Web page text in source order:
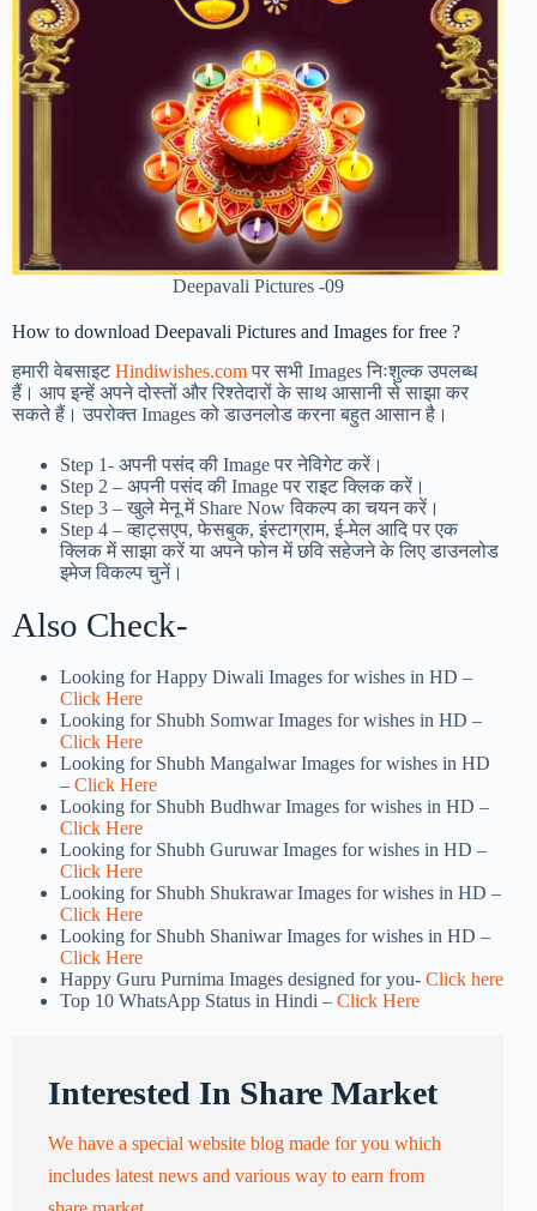
Deepavali Pictures -09
How to download Deepavali Pictures and Images for free ?
हमारी वेबसाइटHindiwishes.comपर सभी Images निःशुल्क उपलब्ध
हैं। आप इन्हें अपने दोस्तों और रिश्तेदारों के साथ आसानी से साझा कर
सकते हैं। उपरोक्त Images को डाउनलोड करना बहुत आसान है।
Step 1- अपनी पसंद की Image पर नेविगेट करें।
Step 2 – अपनी पसंद की Image पर राइट क्लिक करें।
Step 3 – खुले मेनू में Share Now विकल्प का चयन करें।
Step 4 – व्हाट्सएप, फेसबुक, इंस्टाग्राम, ई-मेल आदि पर एक
क्लिक में साझा करें या अपने फोन में छवि सहेजने के लिए डाउनलोड
इमेज विकल्प चुनें।
Also Check-
Looking for Happy Diwali Images for wishes in HD –
Click Here
Looking for Shubh Somwar Images for wishes in HD –
Click Here
Looking for Shubh Mangalwar Images for wishes in HD
– Click Here
Looking for Shubh Budhwar Images for wishes in HD –
Click Here
Looking for Shubh Guruwar Images for wishes in HD –
Click Here
Looking for Shubh Shukrawar Images for wishes in HD –
Click Here
Looking for Shubh Shaniwar Images for wishes in HD –
Click Here
Happy Guru Purnima Images designed for you- Click here
Top 10 WhatsApp Status in Hindi – Click Here
Interested In Share Market
We have a special website blog made for you which
includes latest news and various way to earn from